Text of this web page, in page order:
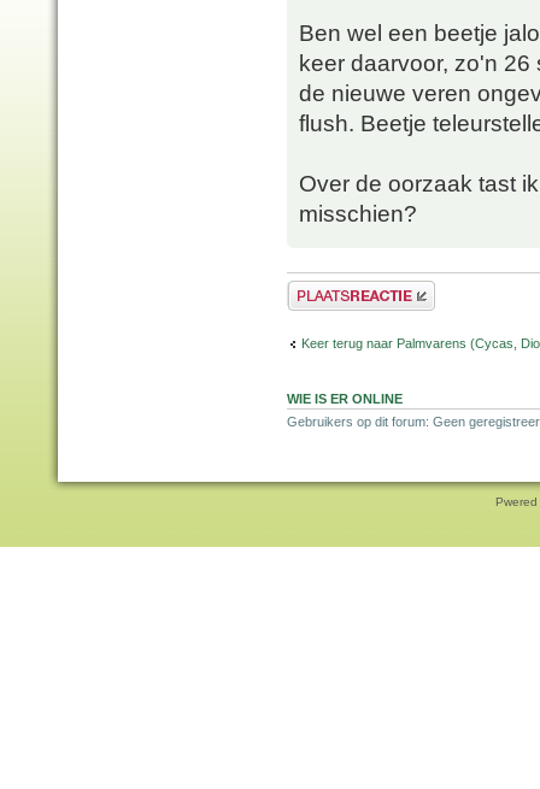
Ben wel een beetje
keer daarvoor, zo'n
de nieuwe veren
flush. Beetje
Over de oorzaak tast
misschien?
Plaats een reactie
Keer terug naar Palmvarens (Cycas,
WIE IS ER ONLINE
Gebruikers op dit forum: Geen